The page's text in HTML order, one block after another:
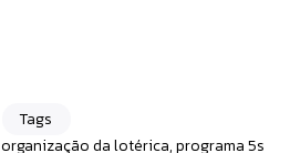
Tags
organização da lotérica,programa 5s